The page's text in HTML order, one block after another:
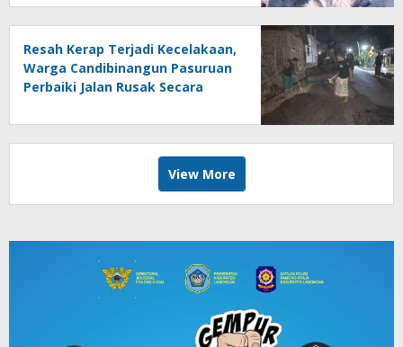
Resah Kerap Terjadi Kecelakaan,
Warga Candibinangun Pasuruan
Perbaiki Jalan Rusak Secara
View More